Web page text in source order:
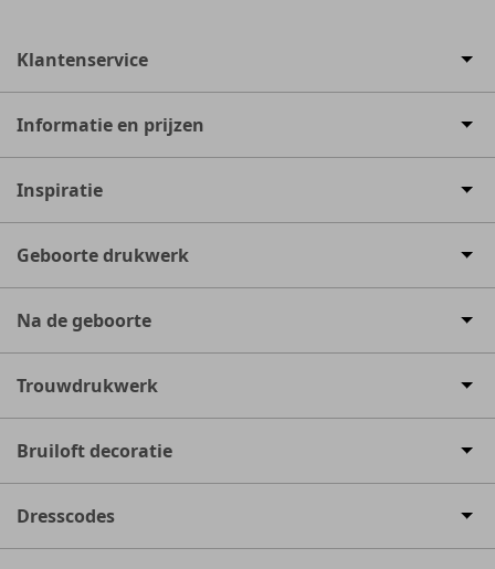
Klantenservice
Informatie en prijzen
Inspiratie
Geboorte drukwerk
Na de geboorte
Trouwdrukwerk
Bruiloft decoratie
Dresscodes